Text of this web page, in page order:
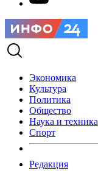
Экономика
Культура
Политика
Общество
Наука и техника
Спорт
Редакция